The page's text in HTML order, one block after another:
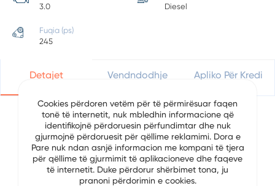
3.0
Diesel
Fuqia (ps)
245
Detajet Vendndodhje Apliko Për Kredi
Detajet e Automjetit
Data 7/29/2024
Cookies përdoren vetëm për të përmirësuar faqen
tonë të internetit, nuk mbledhin informacione që
identifikojnë përdoruesin përfundimtar dhe nuk
gjurmojnë përdoruesit për qëllime reklamimi. Dora e
Pare nuk ndan asnjë informacion me kompani të tjera
për qëllime të gjurmimit të aplikacioneve dhe faqeve
të internetit. Duke përdorur shërbimet tona, ju
pranoni përdorimin e cookies.